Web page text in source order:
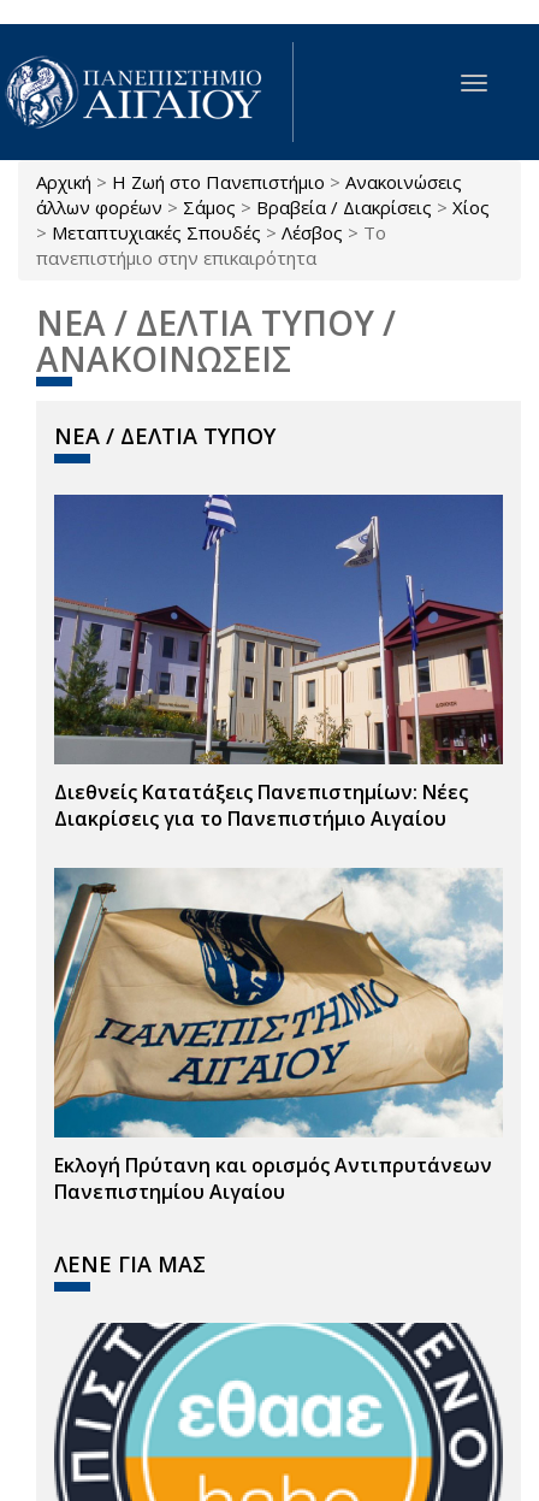
Παράκαμψη προς το κυρίως περιεχόμενο
Toggle
Είστε εδώ
Αρχική > Η Ζωή στο Πανεπιστήμιο > Ανακοινώσεις
άλλων φορέων > Σάμος > Βραβεία / Διακρίσεις > Χίος
> Μεταπτυχιακές Σπουδές > Λέσβος > Το
πανεπιστήμιο στην επικαιρότητα
ΝΕΑ / ΔΕΛΤΙΑ ΤΥΠΟΥ /
ΑΝΑΚΟΙΝΩΣΕΙΣ
ΝΕΑ / ΔΕΛΤΙΑ ΤΥΠΟΥ
Διεθνείς Κατατάξεις Πανεπιστημίων: Νέες
Διακρίσεις για το Πανεπιστήμιο Αιγαίου
Εκλογή Πρύτανη και ορισμός Αντιπρυτάνεων
Πανεπιστημίου Αιγαίου
ΛΕΝΕ ΓΙΑ ΜΑΣ